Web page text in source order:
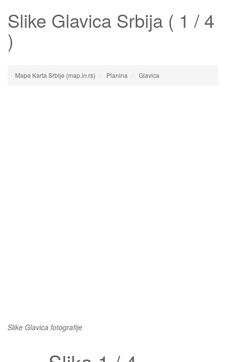
Slike Glavica Srbija ( 1 / 4
)
Mapa Karta Srbije (map.in.rs) Planina Glavica
Slike Glavica fotografije